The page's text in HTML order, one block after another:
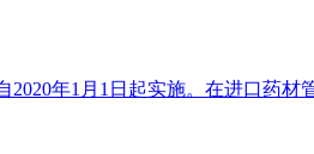
年1月1日起实施。在进口药